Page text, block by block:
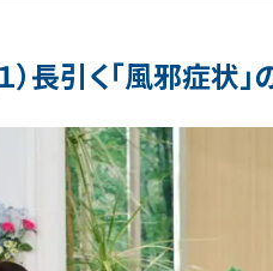
長引く「風邪症状」